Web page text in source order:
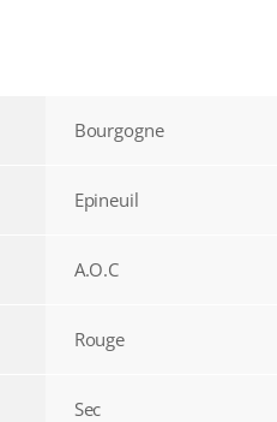
Bourgogne
Epineuil
A.O.C
Rouge
Sec